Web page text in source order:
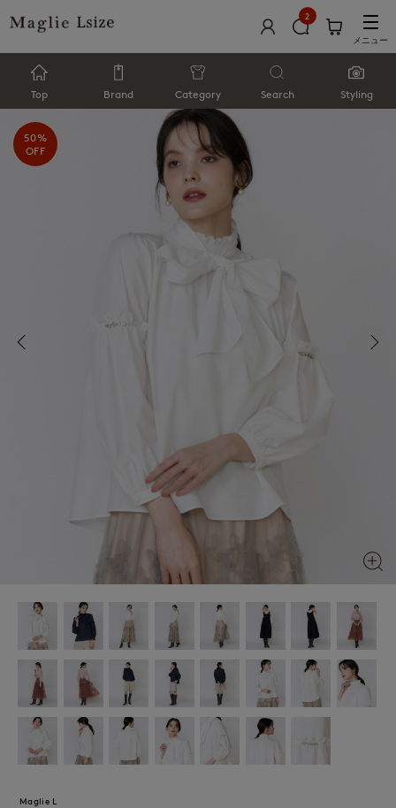
2
メニュー
Top Brand Category Search Styling
50%
OFF
Maglie L